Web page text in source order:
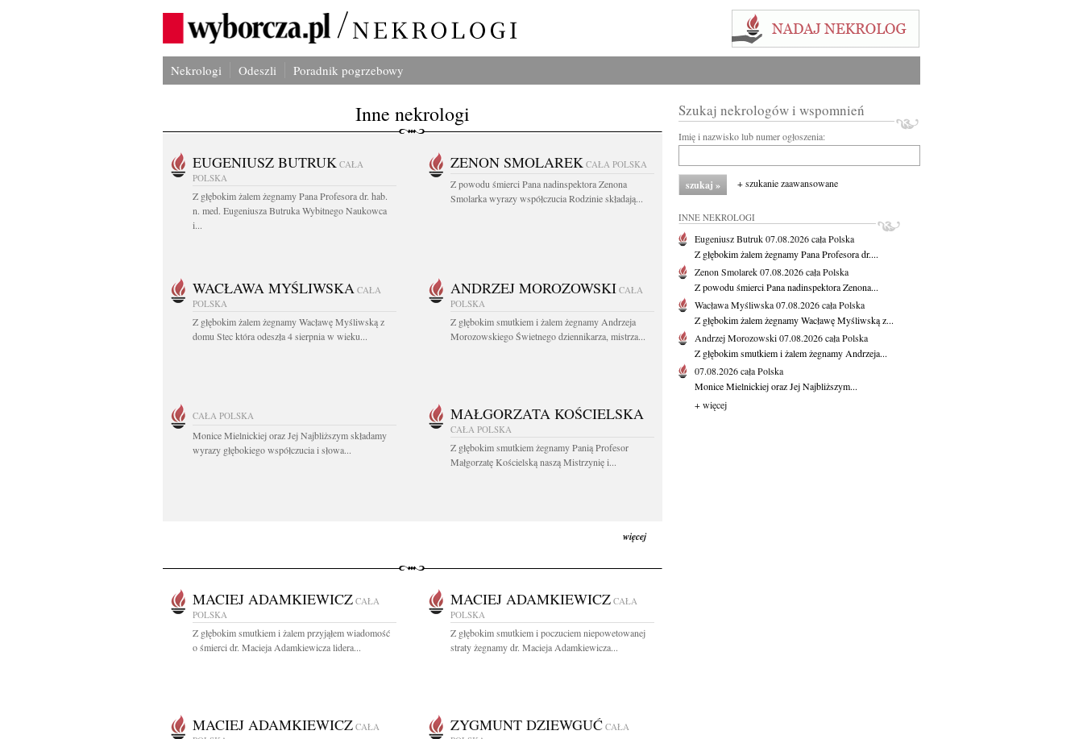
Nekrologi Odeszli Poradnik pogrzebowy
Inne nekrologi
EUGENIUSZ BUTRUK CAŁA
POLSKA
Z głębokim żalem żegnamy Pana Profesora dr. hab.
n. med. Eugeniusza Butruka Wybitnego Naukowca
i...
ZENON SMOLAREK CAŁA POLSKA
Z powodu śmierci Pana nadinspektora Zenona
Smolarka wyrazy współczucia Rodzinie składają...
WACŁAWA MYŚLIWSKA CAŁA
POLSKA
Z głębokim żalem żegnamy Wacławę Myśliwską z
domu Stec która odeszła 4 sierpnia w wieku...
ANDRZEJ MOROZOWSKI CAŁA
POLSKA
Z głębokim smutkiem i żalem żegnamy Andrzeja
Morozowskiego Świetnego dziennikarza, mistrza...
CAŁA POLSKA
Monice Mielnickiej oraz Jej Najbliższym składamy
wyrazy głębokiego współczucia i słowa...
MAŁGORZATA KOŚCIELSKA
CAŁA POLSKA
Z głębokim smutkiem żegnamy Panią Profesor
Małgorzatę Kościelską naszą Mistrzynię i...
więcej
MACIEJ ADAMKIEWICZ CAŁA
POLSKA
Z głębokim smutkiem i żalem przyjąłem wiadomość
o śmierci dr. Macieja Adamkiewicza lidera...
MACIEJ ADAMKIEWICZ CAŁA
POLSKA
Z głębokim smutkiem i poczuciem niepowetowanej
straty żegnamy dr. Macieja Adamkiewicza...
MACIEJ ADAMKIEWICZ CAŁA
ZYGMUNT DZIEWGUĆ CAŁA
Szukaj nekrologów i wspomnień
Imię i nazwisko lub numer ogłoszenia:
+ szukanie zaawansowane
INNE NEKROLOGI
Eugeniusz Butruk07.08.2026cała Polska
Z głębokim żalem żegnamy Pana Profesora dr....
Zenon Smolarek07.08.2026cała Polska
Z powodu śmierci Pana nadinspektora Zenona...
Wacława Myśliwska07.08.2026cała Polska
Z głębokim żalem żegnamy Wacławę Myśliwską z...
Andrzej Morozowski07.08.2026cała Polska
Z głębokim smutkiem i żalem żegnamy Andrzeja...
07.08.2026cała Polska
Monice Mielnickiej oraz Jej Najbliższym...
+ więcej